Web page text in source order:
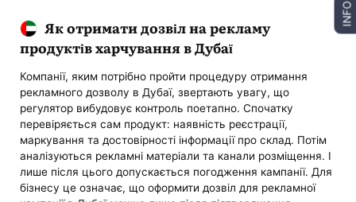
Як отримати дозвіл на рекламу
продуктів харчування в Дубаї
Компанії, яким потрібно пройти процедуру отримання
рекламного дозволу в Дубаї, звертають увагу, що
регулятор вибудовує контроль поетапно. Спочатку
перевіряється сам продукт: наявність реєстрації,
маркування та достовірності інформації про склад. Потім
аналізуються рекламні матеріали та канали розміщення. І
лише після цього допускається погодження кампанії. Для
бізнесу це означає, що оформити дозвіл для рекламної
INFO